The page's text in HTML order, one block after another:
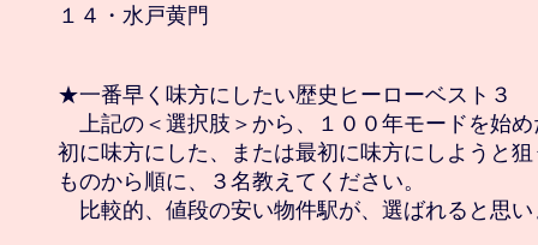
１４・水戸黄門
★一番早く味方にしたい歴史ヒーローベスト３
上記の＜選択肢＞から、１００年モードを始
初に味方にした、または最初に味方にしようと
ものから順に、３名教えてください。
比較的、値段の安い物件駅が、選ばれると思い